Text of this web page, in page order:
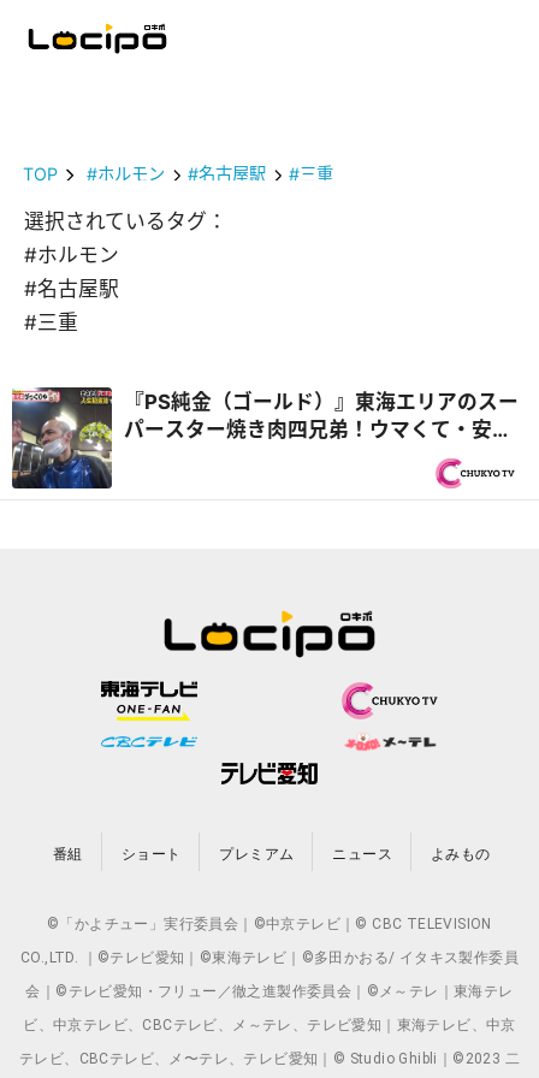
TOP #ホルモン #名古屋駅 #三重
選択されているタグ：
#ホルモン
#名古屋駅
#三重
『PS純金（ゴールド）』東海エリアのスー
パースター焼き肉四兄弟！ウマくて・安く
て・オモシロイ！焼肉屋さんに密着
番組 ショート プレミアム ニュース よみもの
©「かよチュー」実行委員会｜©中京テレビ｜© CBC TELEVISION
CO.,LTD. ｜©テレビ愛知｜©東海テレビ｜©多田かおる/ イタキス製作委員
会｜©テレビ愛知・フリュー／徹之進製作委員会｜©メ～テレ｜東海テレ
ビ、中京テレビ、CBCテレビ、メ～テレ、テレビ愛知｜東海テレビ、中京
テレビ、CBCテレビ、メ〜テレ、テレビ愛知｜© Studio Ghibli｜©2023 二